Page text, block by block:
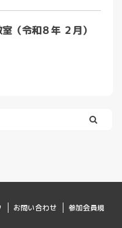
（令和８年 ２月）
お問い合わせ
参加会員規